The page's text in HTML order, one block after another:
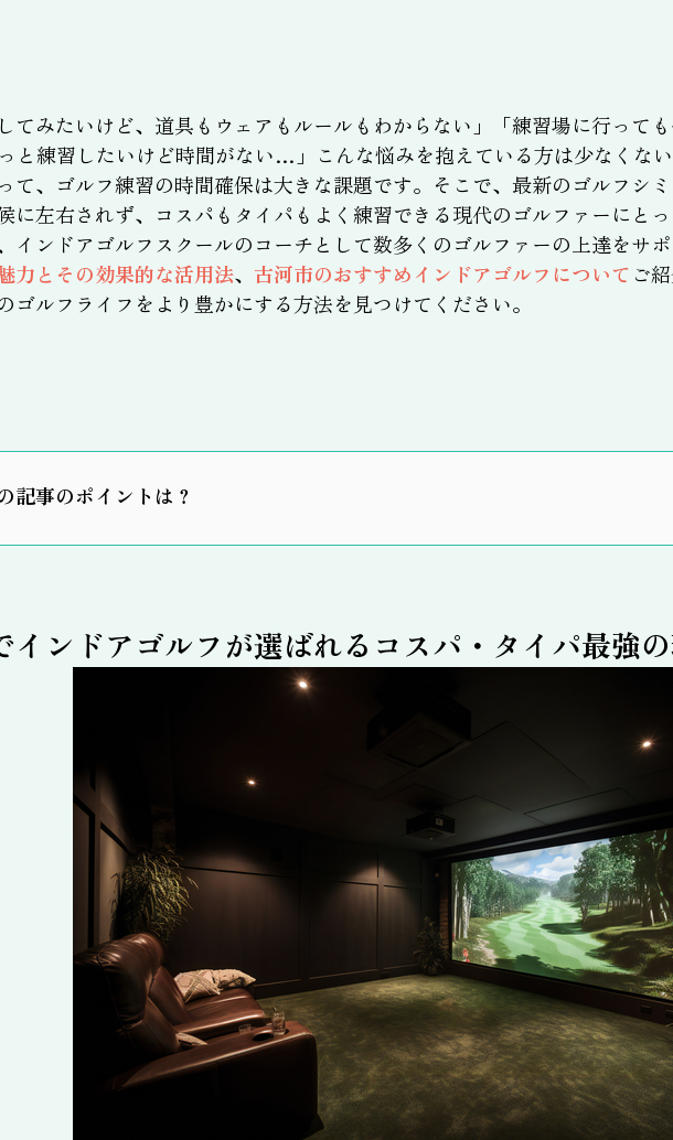
てみたいけど、道具もウェアもルールもわからない」「練習場に行って
と練習したいけど時間がない…」こんな悩みを抱えている方は少なくな
て、ゴルフ練習の時間確保は大きな課題です。そこで、最新のゴルフシ
に左右されず、コスパもタイパもよく練習できる現代のゴルファーにと
インドアゴルフスクールのコーチとして数多くのゴルファーの上達をサ
力とその効果的な活用法、 古河市のおすすめインドアゴルフについて ご
ゴルフライフをより豊かにする方法を見つけてください。
記事のポイントは？
インドアゴルフが選ばれるコスパ・タイパ最強